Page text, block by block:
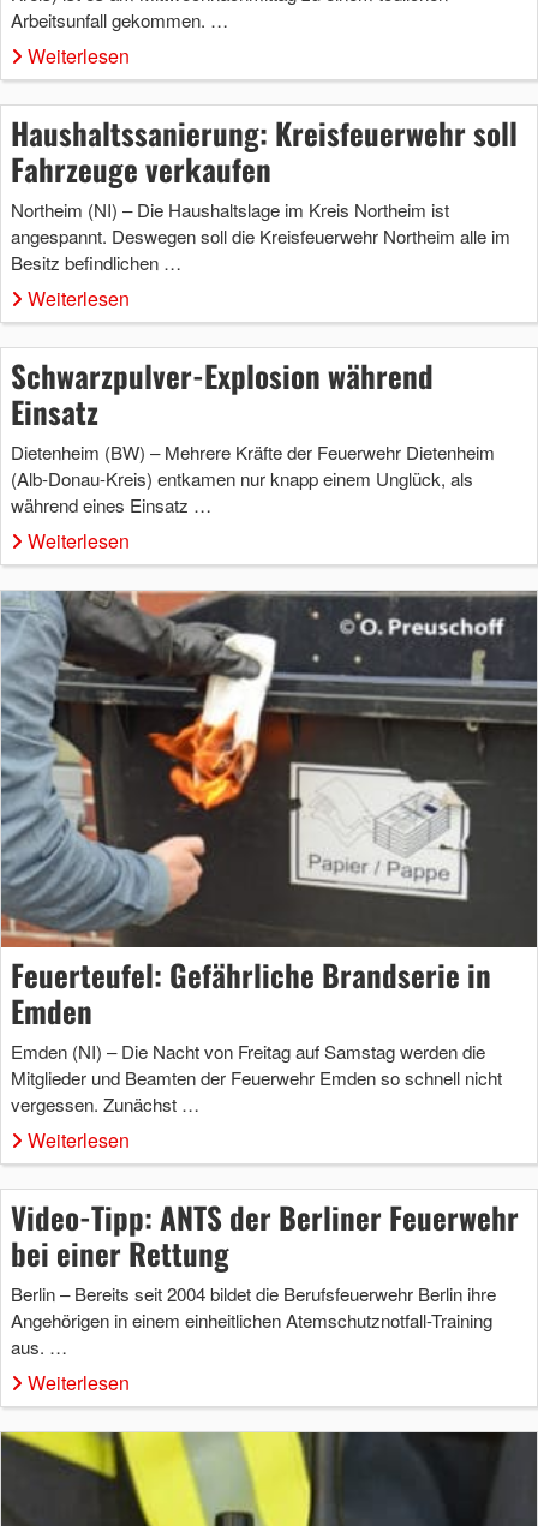
Arbeitsunfall gekommen. …
Weiterlesen
Haushaltssanierung: Kreisfeuerwehr soll
Fahrzeuge verkaufen
Northeim (NI) – Die Haushaltslage im Kreis Northeim ist
angespannt. Deswegen soll die Kreisfeuerwehr Northeim alle im
Besitz befindlichen …
Weiterlesen
Schwarzpulver-Explosion während
Einsatz
Dietenheim (BW) – Mehrere Kräfte der Feuerwehr Dietenheim
(Alb-Donau-Kreis) entkamen nur knapp einem Unglück, als
während eines Einsatz …
Weiterlesen
Feuerteufel: Gefährliche Brandserie in
Emden
Emden (NI) – Die Nacht von Freitag auf Samstag werden die
Mitglieder und Beamten der Feuerwehr Emden so schnell nicht
vergessen. Zunächst …
Weiterlesen
Video-Tipp: ANTS der Berliner Feuerwehr
bei einer Rettung
Berlin – Bereits seit 2004 bildet die Berufsfeuerwehr Berlin ihre
Angehörigen in einem einheitlichen Atemschutznotfall-Training
aus. …
Weiterlesen